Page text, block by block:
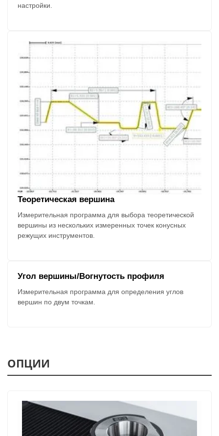
настройки.
Теоретическая вершина
Измерительная программа для выбора теоретической
вершины из нескольких измеренных точек конусных
режущих инструментов.
Угол вершины/Вогнутость профиля
Измерительная программа для определения углов
вершин по двум точкам.
ОПЦИИ